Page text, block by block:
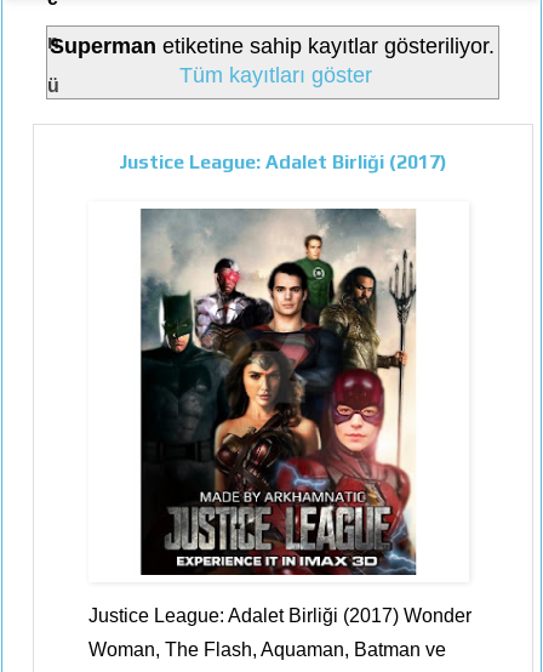
n
ü
Superman etiketine sahip kayıtlar gösteriliyor.
Tüm kayıtları göster
Justice League: Adalet Birliği (2017)
Justice League: Adalet Birliği (2017) Wonder
Woman, The Flash, Aquaman, Batman ve